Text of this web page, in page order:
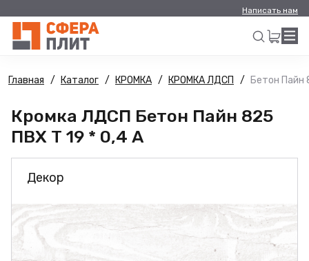
Написать нам
Искать
Главная Каталог КРОМКА КРОМКА ЛДСП Бетон Пайн
Кромка ЛДСП Бетон Пайн 825
ПВХ Т 19 * 0,4 А
Декор